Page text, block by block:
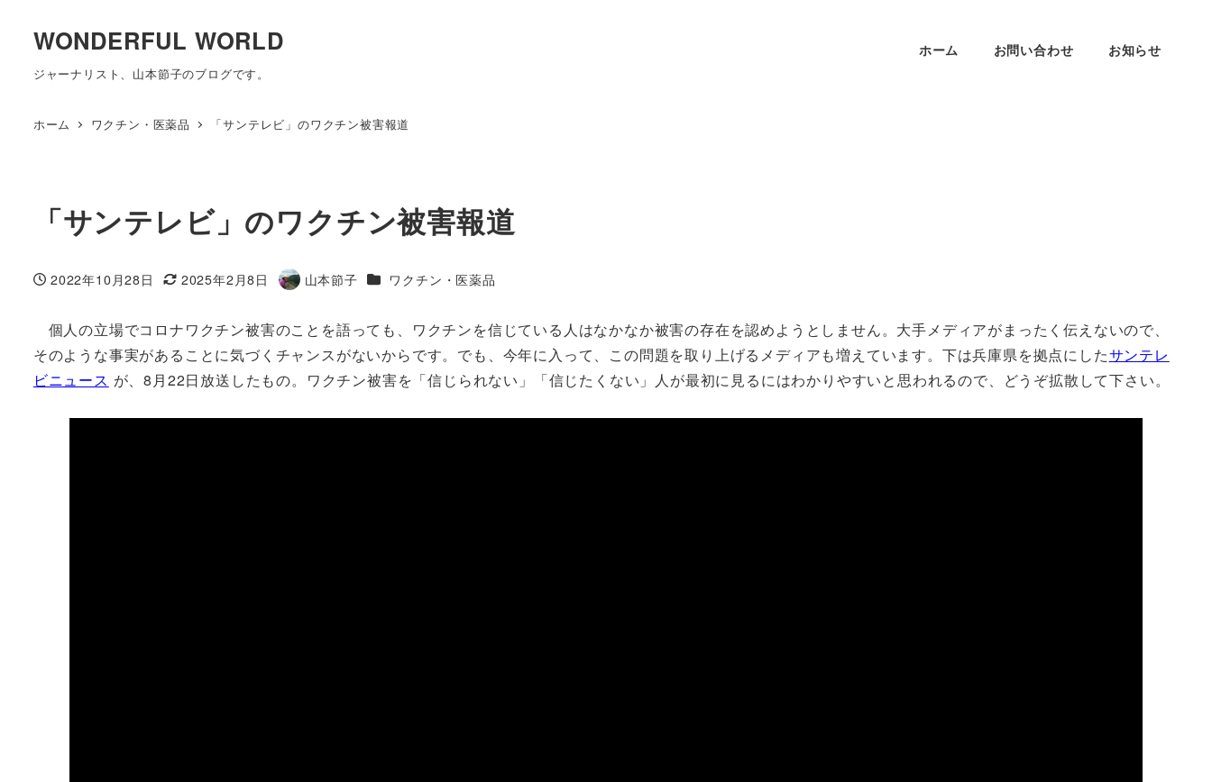
WONDERFUL WORLD
ジャーナリスト、山本節子のブログです。
ホーム お問い合わせ お知らせ
ホーム ワクチン・医薬品 「サンテレビ」のワクチン被害報道
「サンテレビ」のワクチン被害報道
投稿日
2022年10月28日
更新日
2025年2月8日
著
山本節子 カテゴリー
ワクチン・医薬品
個人の立場でコロナワクチン被害のことを語っても、ワクチンを信じている人はなかなか被害の存在を認めようとしません。大手メディアがまったく伝えないので、
そのような事実があることに気づくチャンスがないからです。でも、今年に入って、この問題を取り上げるメディアも増えています。下は兵庫県を拠点にしたサンテレ
ビニュース が、8月22日放送したもの。ワクチン被害を「信じられない」「信じたくない」人が最初に見るにはわかりやすいと思われるので、どうぞ拡散して下さい。